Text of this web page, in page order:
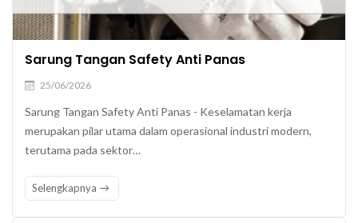
Sarung Tangan Safety Anti Panas
25/06/2026
Sarung Tangan Safety Anti Panas - Keselamatan kerja
merupakan pilar utama dalam operasional industri modern,
terutama pada sektor…
Selengkapnya